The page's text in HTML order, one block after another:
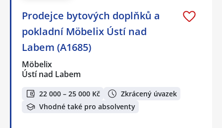
Prodejce bytových doplňků a
pokladní Möbelix Ústí nad
Labem (A1685)
Möbelix
Ústí nad Labem
22 000 – 25 000 Kč
Zkrácený úvazek
Vhodné také pro absolventy